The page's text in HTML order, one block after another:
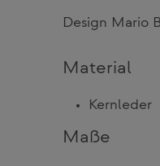
Design Mario
Material
Kernleder
Maße